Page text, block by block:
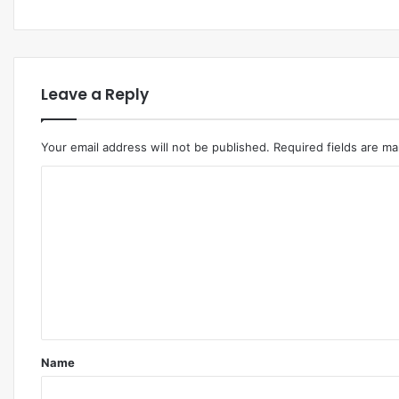
Leave a Reply
Your email address will not be published. Required fields are
Name